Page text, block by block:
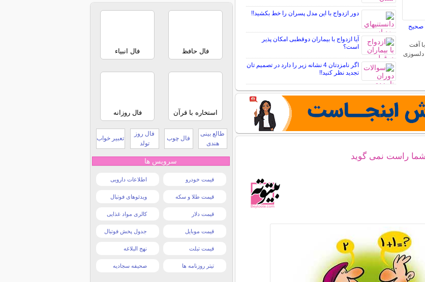
صحیح
آفت
دلسوزی
دور ازدواج با این مدل پسران را خط بکشید!!
آیا ازدواج با بیماران دوقطبی امکان پذیر
است؟
اگر نامزدتان 4 نشانه زیر را دارد در تصمیم تان
تجدید نظر کنید!!
شما راست نمی گوید
فال حافظ فال انبیاء
استخاره با قرآن فال روزانه
طالع بینی
هندی
فال چوب
فال روز
تولد
تعبیر خواب
سرویس ها
قیمت خودرو اطلاعات دارویی
قیمت طلا و سکه ویدئوهای فوتبال
قیمت دلار کالری مواد غذایی
قیمت موبایل جدول پخش فوتبال
قیمت تبلت نهج البلاغه
تیتر روزنامه ها صحیفه سجادیه